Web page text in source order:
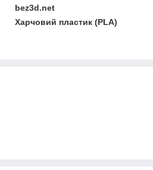
bez3d.net
Харчовий пластик (PLA)